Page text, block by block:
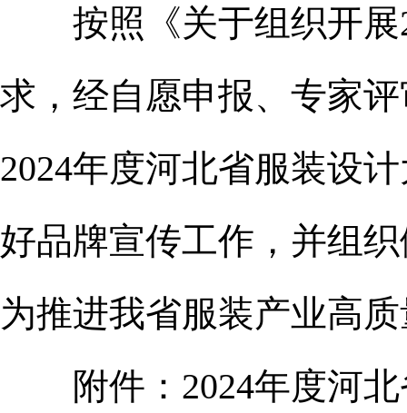
按照《关于组织开展
求，经自愿申报、专家
2024年度河北省服装设
好品牌宣传工作，并组
为推进我省服装产业高
附件：2024年度河北